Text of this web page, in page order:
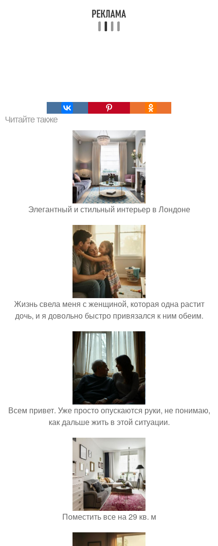
Читайте также
Элегантный и стильный интерьер в Лондоне
Жизнь свела меня с женщиной, которая одна растит
дочь, и я довольно быстро привязался к ним обеим.
Всем привет. Уже просто опускаются руки, не понимаю,
как дальше жить в этой ситуации.
Поместить все на 29 кв. м